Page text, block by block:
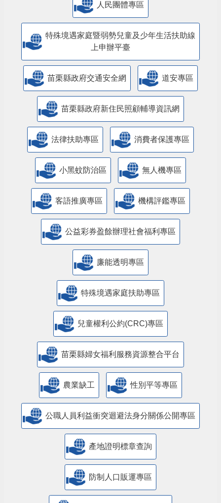
人民團體專區
特殊境遇家庭暨弱勢兒童及少年生活扶助線
上申辦平臺
苗栗縣政府交通安全網 道安專區
苗栗縣政府新住民照顧輔導資訊網
法律扶助專區 消費者保護專區
小黑蚊防治區 無人機專區
客語推廣專區 機構評鑑專區
公益彩券盈餘辦理社會福利專區
廉能透明專區
特殊境遇家庭扶助專區
兒童權利公約(CRC)專區
苗栗縣婦女福利服務資源整合平台
農業缺工 性別平等專區
公職人員利益衝突迴避法身分關係公開專區
產地證明標章查詢
防制人口販運專區